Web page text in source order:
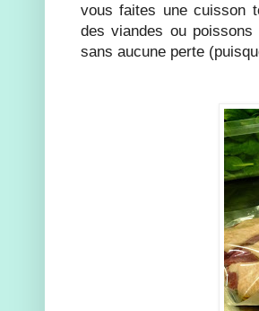
vous faites une cuisson
des viandes ou
sans aucune perte